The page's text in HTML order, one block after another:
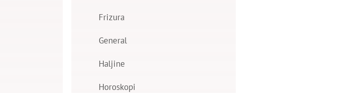
Frizura
General
Haljine
Horoskopi